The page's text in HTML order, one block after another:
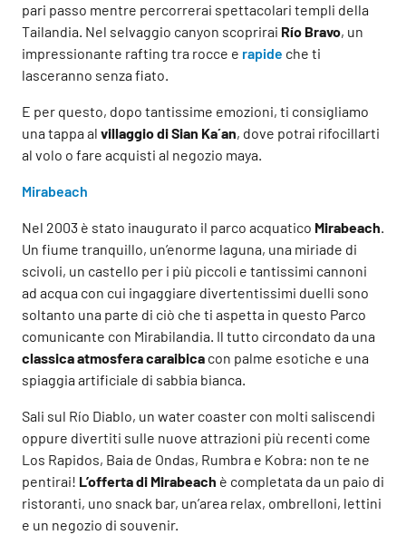
pari passo mentre percorrerai spettacolari templi della
Tailandia. Nel selvaggio canyon scoprirai Río Bravo, un
impressionante rafting tra rocce e rapide che ti
lasceranno senza fiato.
E per questo, dopo tantissime emozioni, ti consigliamo
una tappa al villaggio di Sian Ka´an, dove potrai rifocillarti
al volo o fare acquisti al negozio maya.
Mirabeach
Nel 2003 è stato inaugurato il parco acquatico Mirabeach.
Un fiume tranquillo, un’enorme laguna, una miriade di
scivoli, un castello per i più piccoli e tantissimi cannoni
ad acqua con cui ingaggiare divertentissimi duelli sono
soltanto una parte di ciò che ti aspetta in questo Parco
comunicante con Mirabilandia. Il tutto circondato da una
classica atmosfera caraibica con palme esotiche e una
spiaggia artificiale di sabbia bianca.
Sali sul Río Diablo, un water coaster con molti saliscendi
oppure divertiti sulle nuove attrazioni più recenti come
Los Rapidos, Baia de Ondas, Rumbra e Kobra: non te ne
pentirai! L’offerta di Mirabeach è completata da un paio di
ristoranti, uno snack bar, un’area relax, ombrelloni, lettini
e un negozio di souvenir.